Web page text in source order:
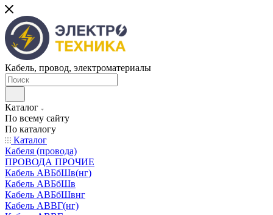
Кабель, провод, электроматериалы
Каталог
По всему сайту
По каталогу
Каталог
Кабеля (провода)
ПРОВОДА ПРОЧИЕ
Кабель АВБбШв(нг)
Кабель АВБбШв
Кабель АВБбШвнг
Кабель АВВГ(нг)